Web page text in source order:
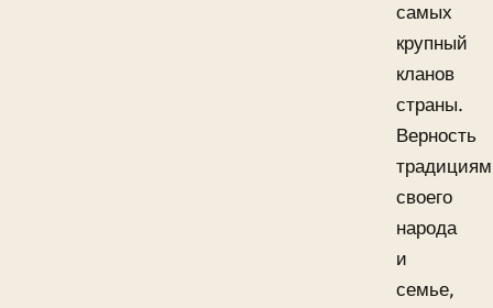
самых
крупный
кланов
страны.
Верность
традициям
своего
народа
и
семье,